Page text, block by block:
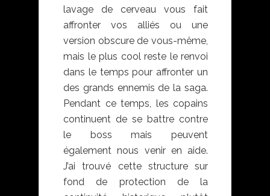
lavage de cerveau vous fait
affronter vos alliés ou une
version obscure de vous-même,
mais le plus cool reste le renvoi
dans le temps pour affronter un
des grands ennemis de la saga.
Pendant ce temps, les copains
continuent de se battre contre
le boss mais peuvent
également nous venir en aide.
J’ai trouvé cette structure sur
fond de protection de la